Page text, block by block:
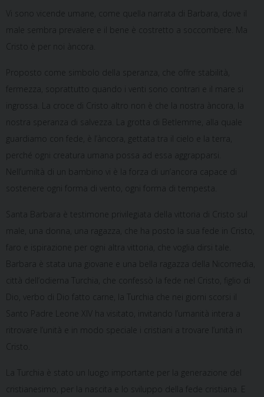
Vi sono vicende umane, come quella narrata di Barbara, dove il
male sembra prevalere e il bene è costretto a soccombere. Ma
Cristo è per noi àncora.
Proposto come simbolo della speranza, che offre stabilità,
fermezza, soprattutto quando i venti sono contrari e il mare si
ingrossa. La croce di Cristo altro non è che la nostra àncora, la
nostra speranza di salvezza. La grotta di Betlemme, alla quale
guardiamo con fede, è l’àncora, gettata tra il cielo e la terra,
perché ogni creatura umana possa ad essa aggrapparsi.
Nell’umiltà di un bambino vi è la forza di un’ancora capace di
sostenere ogni forma di vento, ogni forma di tempesta.
Santa Barbara è testimone privilegiata della vittoria di Cristo sul
male, una donna, una ragazza, che ha posto la sua fede in Cristo,
faro e ispirazione per ogni altra vittoria, che voglia dirsi tale.
Barbara è stata una giovane e una bella ragazza della Nicomedia,
città dell’odierna Turchia, che confessò la fede nel Cristo, figlio di
Dio, verbo di Dio fatto carne, la Turchia che nei giorni scorsi il
Santo Padre Leone XIV ha visitato, invitando l’umanità intera a
ritrovare l’unità e in modo speciale i cristiani a trovare l’unità in
Cristo.
La Turchia è stato un luogo importante per la generazione del
cristianesimo, per la nascita e lo sviluppo della fede cristiana. E